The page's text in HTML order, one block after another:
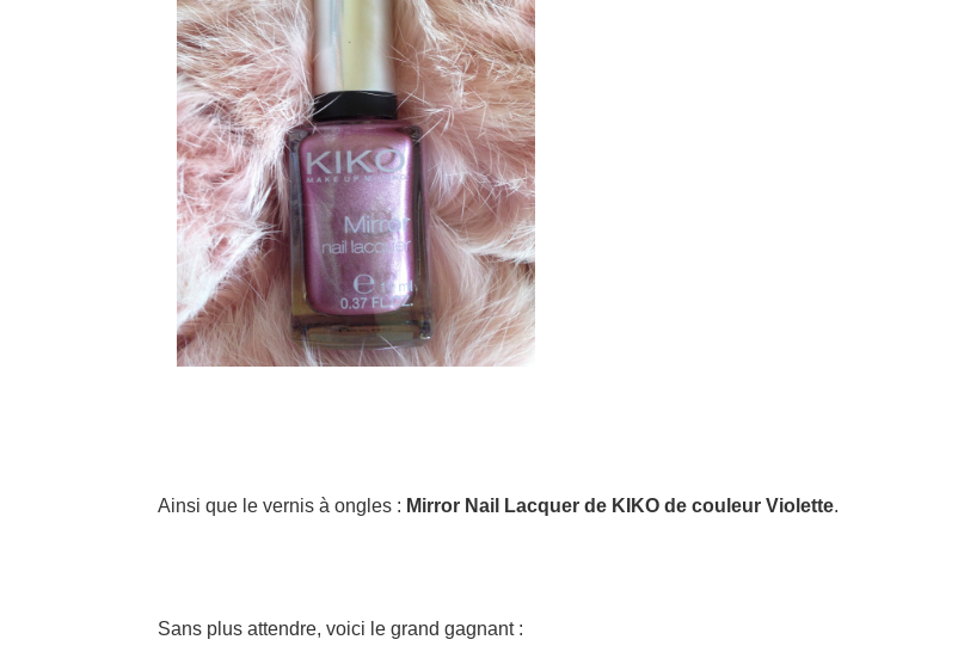
Ainsi que le vernis à ongles : Mirror Nail Lacquer de KIKO de couleur Violette.
Sans plus attendre, voici le grand gagnant :